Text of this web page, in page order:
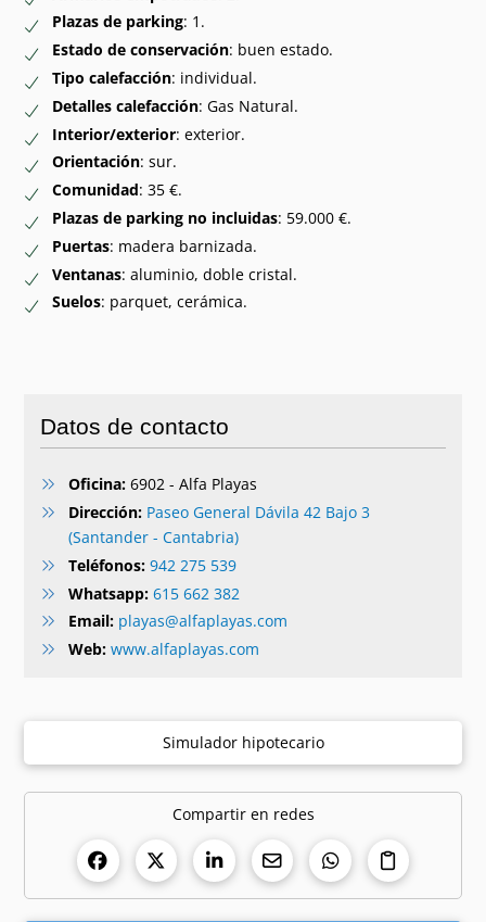
Plazas de parking: 1.
Estado de conservación: buen estado.
Tipo calefacción: individual.
Detalles calefacción: Gas Natural.
Interior/exterior: exterior.
Orientación: sur.
Comunidad: 35 €.
Plazas de parking no incluidas: 59.000 €.
Puertas: madera barnizada.
Ventanas: aluminio, doble cristal.
Suelos: parquet, cerámica.
Datos de contacto
Oficina:6902 - Alfa Playas
Dirección: Paseo General Dávila 42 Bajo 3
(Santander - Cantabria)
Teléfonos: 942 275 539
Whatsapp: 615 662 382
Email: playas@alfaplayas.com
Web: www.alfaplayas.com
Simulador hipotecario
Compartir en redes